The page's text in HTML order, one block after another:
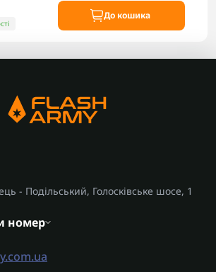
До кошика
- Подільський, Голосківське шосе, 1
номер